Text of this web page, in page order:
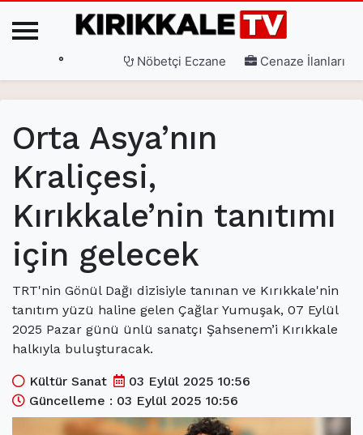
3. Sayfa(current)
Gündem (current)
Siyaset (current)
Eğitim (current)
Ekonomi (current)
Spor(current)
(current)
(current)
Teknoloji(current)
° Nöbetçi Eczane Cenaze İlanları
Orta Asya’nın
Kraliçesi,
Kırıkkale’nin tanıtımı
için gelecek
TRT'nin Gönül Dağı dizisiyle tanınan ve Kırıkkale'nin
tanıtım yüzü haline gelen Çağlar Yumuşak, 07 Eylül
2025 Pazar günü ünlü sanatçı Şahsenem’i Kırıkkale
halkıyla buluşturacak.
Kültür Sanat
03 Eylül 2025 10:56
Güncelleme : 03 Eylül 2025 10:56